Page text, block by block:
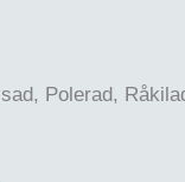
Polerad,